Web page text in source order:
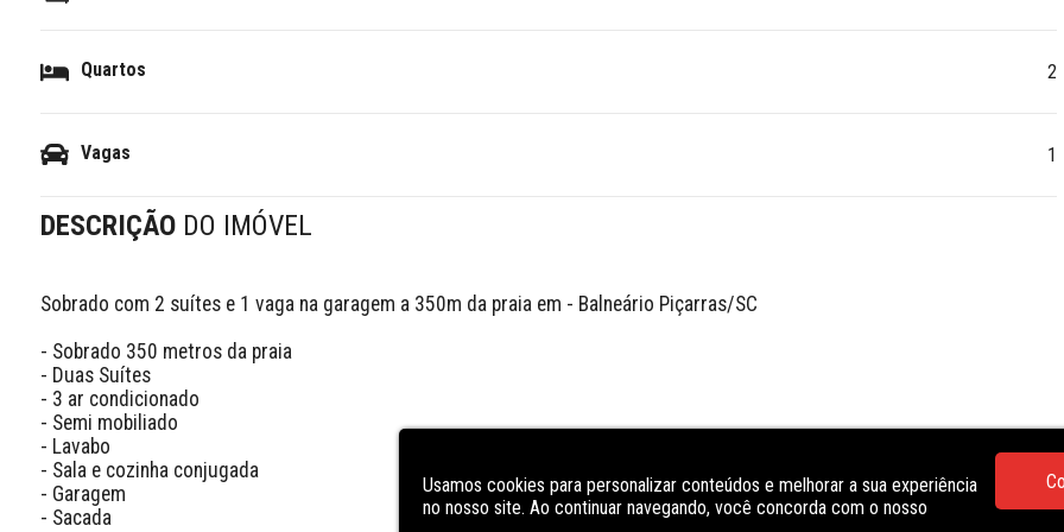
Quartos 2
Vagas 1
DESCRIÇÃO DO IMÓVEL
Sobrado com 2 suítes e 1 vaga na garagem a 350m da praia em - Balneário Piçarras/SC
- Sobrado 350 metros da praia
- Duas Suítes
- 3 ar condicionado
- Semi mobiliado
- Lavabo
- Sala e cozinha conjugada
- Garagem
- Sacada
Usamos cookies para personalizar conteúdos e melhorar a sua experiência
no nosso site. Ao continuar navegando, você concorda com o nosso